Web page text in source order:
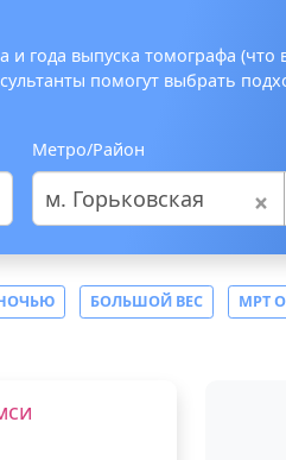
и года выпуска томографа (что
помогут выбрать
Метро/Район
×
м. Горьковская
БОЛЬШОЙ ВЕС МРТ